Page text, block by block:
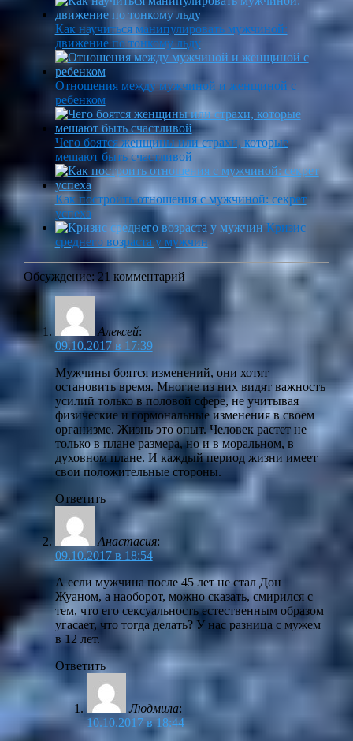
Как научиться манипулировать мужчиной:
движение по тонкому льду
Отношения между мужчиной и женщиной с
ребенком
Чего боятся женщины или страхи, которые
мешают быть счастливой
Как построить отношения с мужчиной: секрет
успеха
Кризис
среднего возраста у мужчин
Обсуждение: 21 комментарий
Алексей:
09.10.2017 в 17:39
Мужчины боятся изменений, они хотят
остановить время. Многие из них видят важность
усилий только в половой сфере, не учитывая
физические и гормональные изменения в своем
организме. Жизнь это опыт. Человек растет не
только в плане размера, но и в моральном, в
духовном плане. И каждый период жизни имеет
свои положительные стороны.
Ответить
Анастасия:
09.10.2017 в 18:54
А если мужчина после 45 лет не стал Дон
Жуаном, а наоборот, можно сказать, смирился с
тем, что его сексуальность естественным образом
угасает, что тогда делать? У нас разница с мужем
в 12 лет.
Ответить
Людмила:
10.10.2017 в 18:44